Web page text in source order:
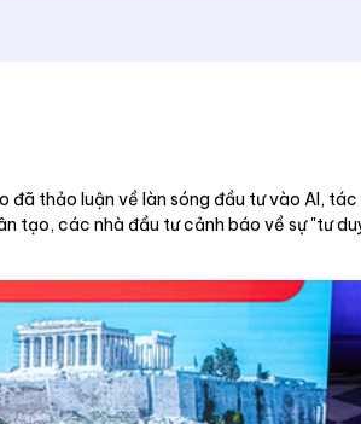
thảo luận về làn sóng đầu tư vào AI,
tạo, các nhà đầu tư cảnh báo về sự "tư